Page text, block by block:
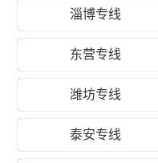
“两地之复，来而往以”
能够准时、准点到达北
享受人在家中坐，货在
司机对临沂去北川县所
熟路，并且轮班驾驶，
流凭借专业的物流方案
合能力，以临沂到北川
沂到北川县专线物流为
淄博专线
东营专线
潍坊专线
泰安专线